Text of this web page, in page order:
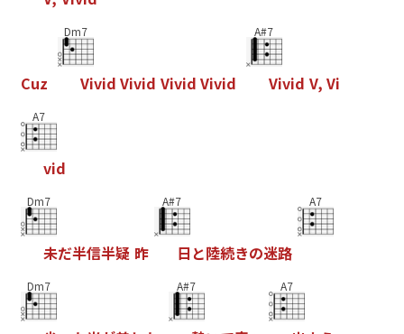
Cuz
Dm7
Vivid Vivid Vivid Vivid
A#7
Vivid V, Vi
A7
vid
Dm7
未だ半信半疑 昨
A#7
日 と陸続きの迷路
A7
Dm7 A#7 A7